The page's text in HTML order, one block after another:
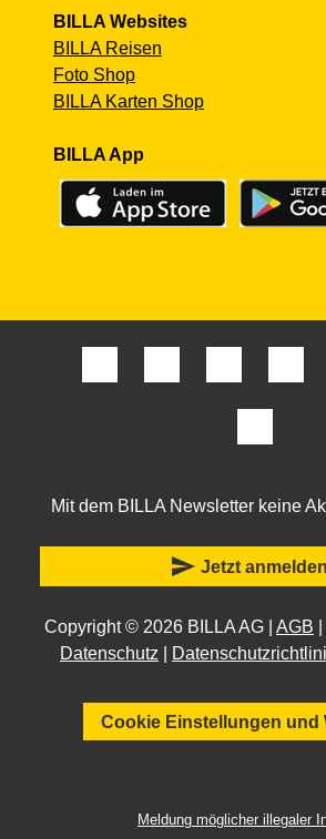
BILLA Websites
BILLA Reisen
Foto Shop
BILLA Karten Shop
BILLA App
Mit dem BILLA Newsletter keine
send Jetzt anmelden
Copyright © 2026 BILLA AG | AGB
Datenschutz
Cookie Einstellungen und
Meldung möglicher illegaler